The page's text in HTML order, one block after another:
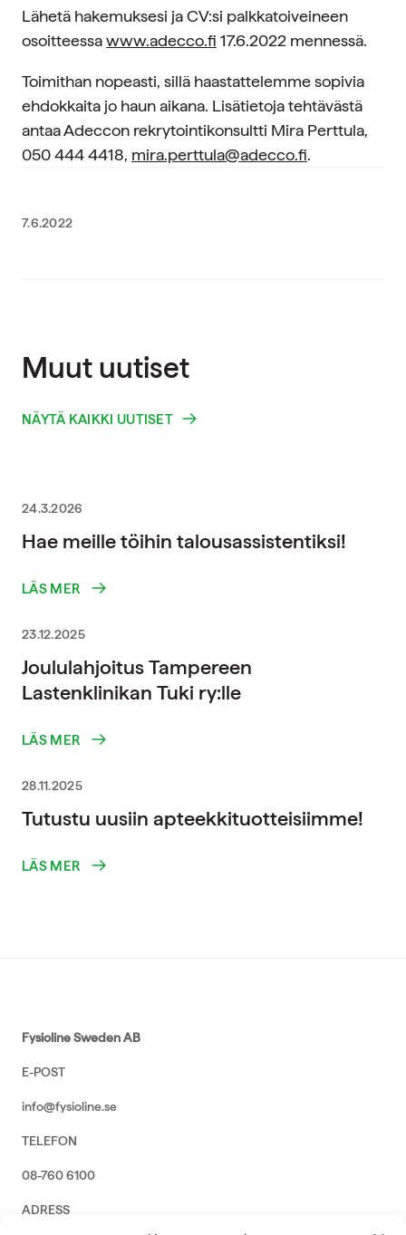
Lähetä hakemuksesi ja CV:si palkkatoiveineen
osoitteessawww.adecco.fi 17.6.2022 mennessä.
Toimithan nopeasti, sillä haastattelemme sopivia
ehdokkaita jo haun aikana. Lisätietoja tehtävästä
antaa Adeccon rekrytointikonsultti Mira Perttula,
050 444 4418, mira.perttula@adecco.fi.
7.6.2022
Muut uutiset
NÄYTÄ KAIKKI UUTISET
24.3.2026
Hae meille töihin talousassistentiksi!
LÄS MER
23.12.2025
Joululahjoitus Tampereen
Lastenklinikan Tuki ry:lle
LÄS MER
28.11.2025
Tutustu uusiin apteekkituotteisiimme!
LÄS MER
Fysioline Sweden AB
E-POST
info@fysioline.se
TELEFON
08-760 6100
ADRESS